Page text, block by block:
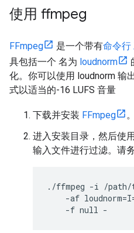
使用 ffmpeg
FFmpeg 是一个带有命令行
具包括一个 名为 loudnorm
化。你可以使用 loudnorm 输
式以适当的-16 LUFS 音量
下载并安装 FFmpeg
。
进入安装目录，然后使
输入文件进行过滤。请
./ffmpeg -i /path/
-af